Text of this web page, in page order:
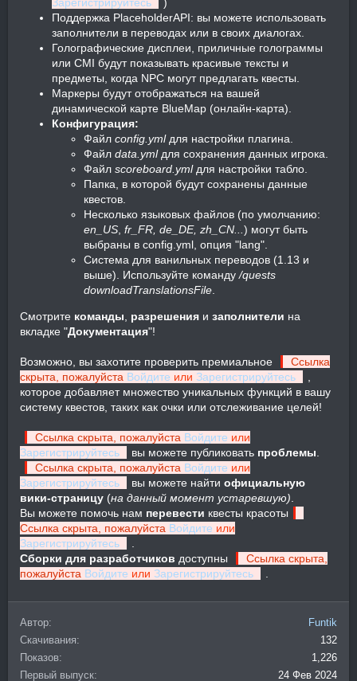
Поддержка PlaceholderAPI: вы можете использовать
заполнители в переводах или в своих диалогах.
Голографические дисплеи, приличные голограммы
или CMI будут показывать красивые тексты и
предметы, когда NPC могут предлагать квесты.
Маркеры будут отображаться на вашей
динамической карте BlueMap (онлайн-карта).
Конфигурация:
Файл config.ymlдля настройки плагина.
Файл data.ymlдля сохранения данных игрока.
Файл scoreboard.ymlдля настройки табло.
Папка, в которой будут сохранены данные
квестов.
Несколько языковых файлов (по умолчанию:
en_US fr_FR, de_DE, zh_CN... ) могут быть
выбраны в config.yml, опция "lang".
Система для ванильных переводов (1.13 и
выше). Используйте команду /quests
downloadTranslationsFile
Смотрите команды разрешения и заполнители на
вкладке "Документация"!
Возможно, вы захотите проверить премиальное
Ссылка
скрыта, пожалуйста Войдите или Зарегистрируйтесь
которое добавляет множество уникальных функций в вашу
систему квестов, таких как очки или отслеживание целей!
Ссылка скрыта, пожалуйста Войдите или
Зарегистрируйтесь
вы можете публиковать проблемы
Ссылка скрыта, пожалуйста Войдите или
Зарегистрируйтесь
вы можете найти официальную
вики-страницу (на данный момент устаревшую)
Вы можете помочь нам перевести квесты красоты
Ссылка скрыта, пожалуйста Войдите или
Зарегистрируйтесь
Сборки для разработчиков доступны
Ссылка скрыта,
пожалуйста Войдите или Зарегистрируйтесь
Автор
Funtik
Скачивания
132
Показов
1,226
Первый выпуск
24 Фев 2024